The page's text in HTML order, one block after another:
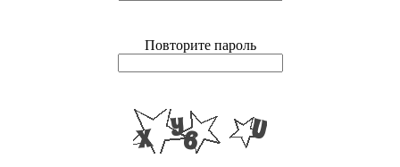
Повторите пароль